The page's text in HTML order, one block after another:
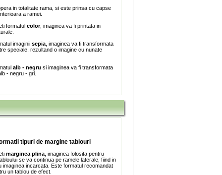
in totalitate rama, si este prinsa cu capse
a ramei.
formatul color, imaginea va fi printata in
imaginii sepia , imaginea va fi transformata
speciale, rezultand o imagine cu nunate
alb - negru si imaginea va fi transformata
- negru - gri.
tipuri de margine tablouri
marginea plina , imaginea folosita pentru
se va continua pe ramele laterale, fiind in
imaginea incarcata. Este formatul recomandat
un tablou de efect.